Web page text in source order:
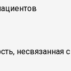
несвязанная с